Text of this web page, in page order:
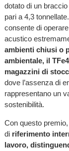
dotato di un
pari a 4,3
consente di
acustico
ambienti chiusi o
ambientale, il
magazzini di
dove l’assenza di
rappresentano un
sostenibilità.
Con questo
di riferimento
lavoro,